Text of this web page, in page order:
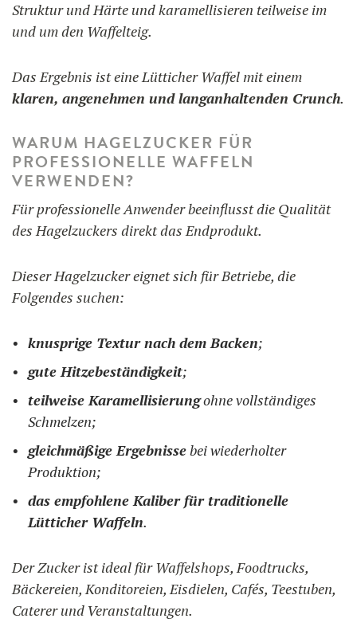
Struktur und Härte und karamellisieren teilweise im
und um den Waffelteig.
Das Ergebnis ist eine Lütticher Waffel mit einem
klaren, angenehmen und langanhaltenden Crunch.
WARUM HAGELZUCKER FÜR
PROFESSIONELLE WAFFELN
VERWENDEN?
Für professionelle Anwender beeinflusst die Qualität
des Hagelzuckers direkt das Endprodukt.
Dieser Hagelzucker eignet sich für Betriebe, die
Folgendes suchen:
knusprige Textur nach dem Backen;
gute Hitzebeständigkeit;
teilweise Karamellisierungohne vollständiges
Schmelzen;
gleichmäßige Ergebnissebei wiederholter
Produktion;
das empfohlene Kaliber für traditionelle
Lütticher Waffeln.
Der Zucker ist ideal für Waffelshops, Foodtrucks,
Bäckereien, Konditoreien, Eisdielen, Cafés, Teestuben,
Caterer und Veranstaltungen.